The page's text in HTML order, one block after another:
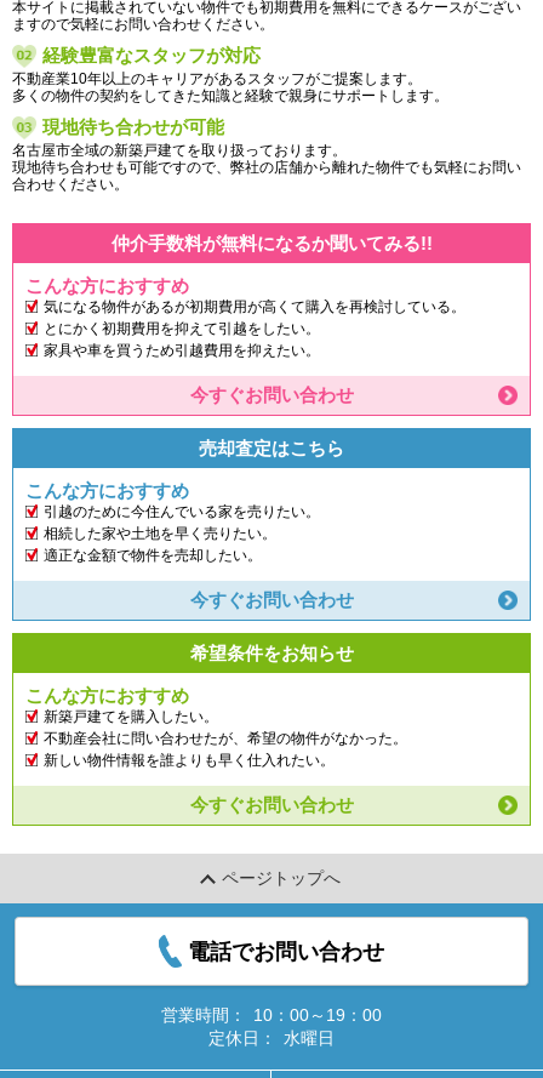
本サイトに掲載されていない物件でも初期費用を無料にできるケースがござい
ますので気軽にお問い合わせください。
経験豊富なスタッフが対応
不動産業10年以上のキャリアがあるスタッフがご提案します。
多くの物件の契約をしてきた知識と経験で親身にサポートします。
現地待ち合わせが可能
名古屋市全域の新築戸建てを取り扱っております。
現地待ち合わせも可能ですので、弊社の店舗から離れた物件でも気軽にお問い
合わせください。
仲介手数料が無料になるか聞いてみる!!
こんな方におすすめ
気になる物件があるが初期費用が高くて購入を再検討している。
とにかく初期費用を抑えて引越をしたい。
家具や車を買うため引越費用を抑えたい。
今すぐお問い合わせ
売却査定はこちら
こんな方におすすめ
引越のために今住んでいる家を売りたい。
相続した家や土地を早く売りたい。
適正な金額で物件を売却したい。
今すぐお問い合わせ
希望条件をお知らせ
こんな方におすすめ
新築戸建てを購入したい。
不動産会社に問い合わせたが、希望の物件がなかった。
新しい物件情報を誰よりも早く仕入れたい。
今すぐお問い合わせ
ページトップへ
電話でお問い合わせ
営業時間：
10：00～19：00
定休日：
水曜日